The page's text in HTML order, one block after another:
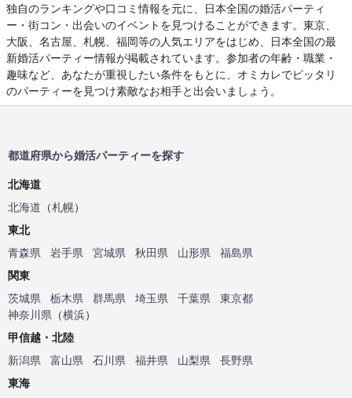
独自のランキングや口コミ情報を元に、日本全国の婚活パーティ
ー・街コン・出会いのイベントを見つけることができます。東京、
大阪、名古屋、札幌、福岡等の人気エリアをはじめ、日本全国の最
新婚活パーティー情報が掲載されています。参加者の年齢・職業・
趣味など、あなたが重視したい条件をもとに、オミカレでピッタリ
のパーティーを見つけ素敵なお相手と出会いましょう。
都道府県から婚活パーティーを探す
北海道
北海道 （札幌）
東北
青森県
岩手県 宮城県 秋田県 山形県
福島県
関東
茨城県
栃木県 群馬県 埼玉県 千葉県
東京都
神奈川県 （横浜）
甲信越・北陸
新潟県
富山県 石川県 福井県 山梨県
長野県
東海